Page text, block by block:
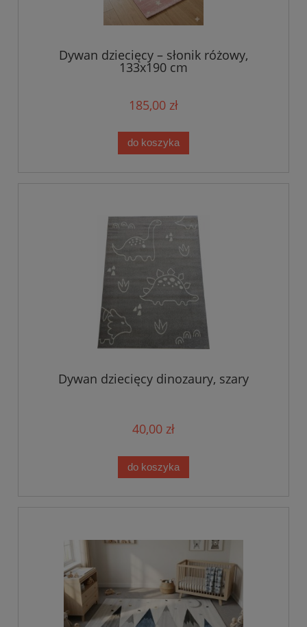
Dywan dziecięcy – słonik różowy,
133x190 cm
185,00 zł
do koszyka
Dywan dziecięcy dinozaury, szary
40,00 zł
do koszyka